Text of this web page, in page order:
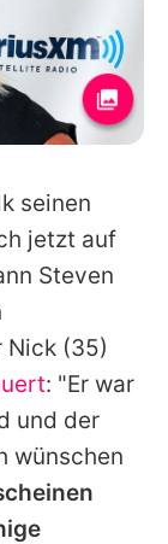
seinen
jetzt auf
Steven
Nick (35)
: "Er war
und der
wünschen